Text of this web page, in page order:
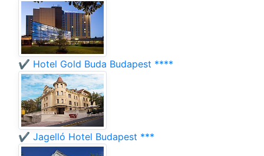
✔️ Hotel Gold Buda Budapest ****
✔️ Jagelló Hotel Budapest ***